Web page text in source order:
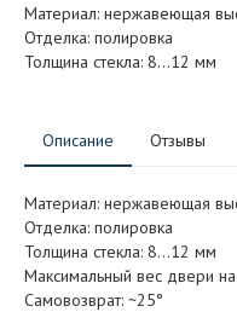
Материал: нержавеющая
Отделка: полировка
Толщина стекла: 8…12 мм
Описание Отзывы
Материал: нержавеющая
Отделка: полировка
Толщина стекла: 8…12 мм
Максимальный вес двери
Самовозврат: ~25°